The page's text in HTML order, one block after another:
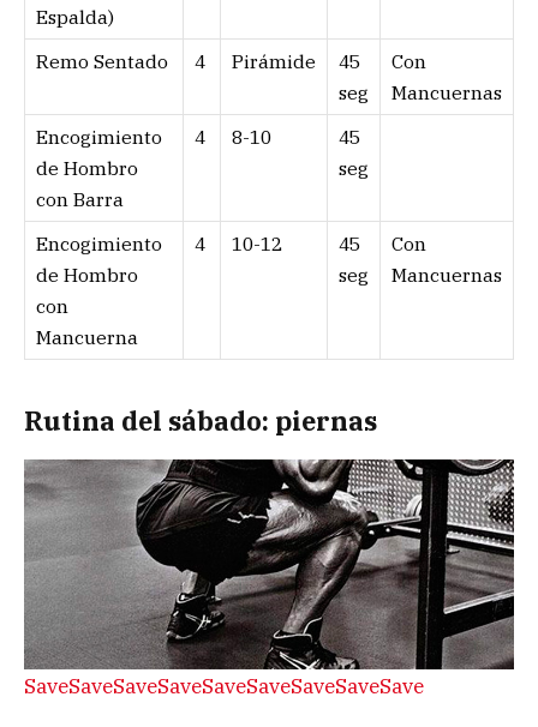
Espalda)
Remo Sentado 4 Pirámide
45
seg
Con
Mancuernas
Encogimiento
de Hombro
con Barra
4 8-10
45
seg
Encogimiento
de Hombro
con
Mancuerna
4 10-12
45
seg
Con
Mancuernas
Rutina del sábado: piernas
SaveSaveSaveSaveSaveSaveSaveSaveSave